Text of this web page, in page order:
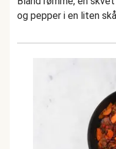
og pepper i en liten